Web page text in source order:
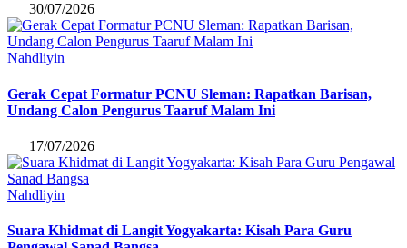
30/07/2026
Nahdliyin
Gerak Cepat Formatur PCNU Sleman: Rapatkan Barisan,
Undang Calon Pengurus Taaruf Malam Ini
17/07/2026
Nahdliyin
Suara Khidmat di Langit Yogyakarta: Kisah Para Guru